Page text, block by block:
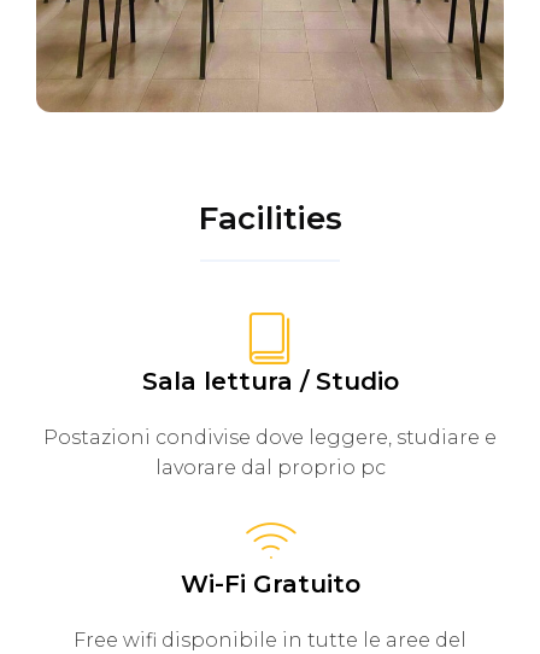
Facilities
Sala lettura / Studio
Postazioni condivise dove leggere, studiare e
lavorare dal proprio pc
Wi-Fi Gratuito
Free wifi disponibile in tutte le aree del